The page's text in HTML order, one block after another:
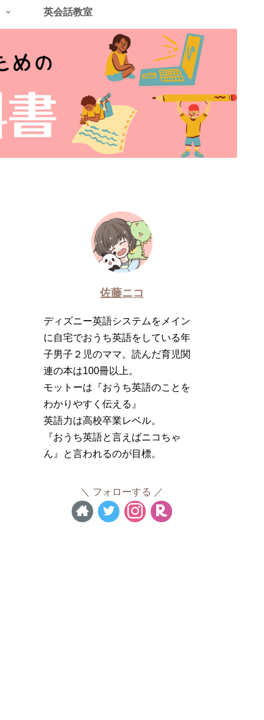
英会話教室
佐藤ニコ
ディズニー英語システムをメイン
に自宅でおうち英語をしている年
子男子２児のママ。読んだ育児関
連の本は100冊以上。
モットーは『おうち英語のことを
わかりやすく伝える』
英語力は高校卒業レベル。
『おうち英語と言えばニコちゃ
ん』と言われるのが目標。
フォローする